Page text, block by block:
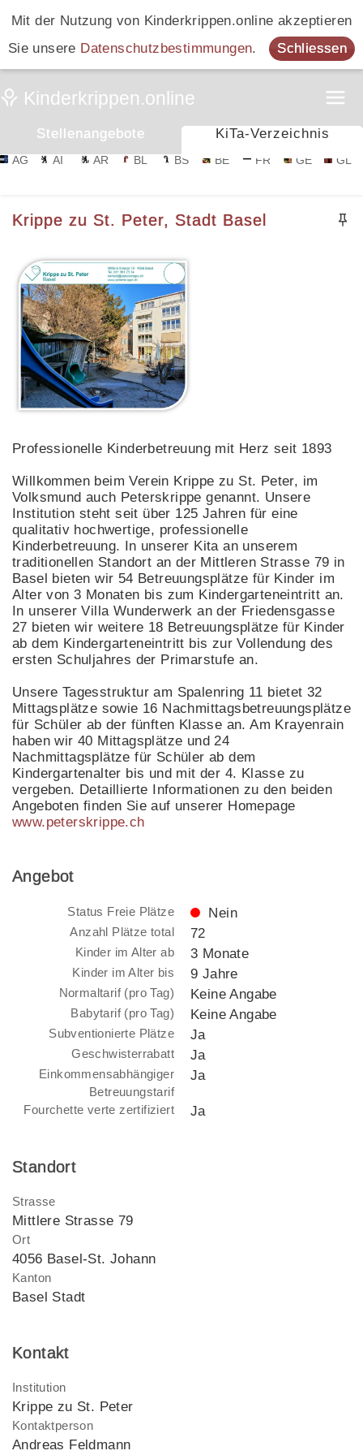
Mit der Nutzung von Kinderkrippen.online akzeptieren
Sie unsere Datenschutzbestimmungen. Schliessen
Stellenangebote KiTa-Verzeichnis
AG AI AR BL BS BE FR GE GL
Krippe zu St. Peter, Stadt Basel
Professionelle Kinderbetreuung mit Herz seit 1893
Willkommen beim Verein Krippe zu St. Peter, im
Volksmund auch Peterskrippe genannt. Unsere
Institution steht seit über 125 Jahren für eine
qualitativ hochwertige, professionelle
Kinderbetreuung. In unserer Kita an unserem
traditionellen Standort an der Mittleren Strasse 79 in
Basel bieten wir 54 Betreuungsplätze für Kinder im
Alter von 3 Monaten bis zum Kindergarteneintritt an.
In unserer Villa Wunderwerk an der Friedensgasse
27 bieten wir weitere 18 Betreuungsplätze für Kinder
ab dem Kindergarteneintritt bis zur Vollendung des
ersten Schuljahres der Primarstufe an.
Unsere Tagesstruktur am Spalenring 11 bietet 32
Mittagsplätze sowie 16 Nachmittagsbetreuungsplätze
für Schüler ab der fünften Klasse an. Am Krayenrain
haben wir 40 Mittagsplätze und 24
Nachmittagsplätze für Schüler ab dem
Kindergartenalter bis und mit der 4. Klasse zu
vergeben. Detaillierte Informationen zu den beiden
Angeboten finden Sie auf unserer Homepage
www.peterskrippe.ch
Angebot
Status Freie Plätze Nein
Anzahl Plätze total 72
Kinder im Alter ab 3 Monate
Kinder im Alter bis 9 Jahre
Normaltarif (pro Tag) Keine Angabe
Babytarif (pro Tag) Keine Angabe
Subventionierte Plätze Ja
Geschwisterrabatt Ja
Einkommensabhängiger
Betreuungstarif
Ja
Fourchette verte zertifiziert Ja
Standort
Strasse
Mittlere Strasse 79
Ort
4056 Basel-St. Johann
Kanton
Basel Stadt
Kontakt
Institution
Krippe zu St. Peter
Kontaktperson
Andreas Feldmann